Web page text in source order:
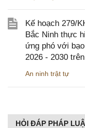
Kế hoạch 279/
Bắc Ninh thực
ứng phó với
2026 - 2030
An ninh trật tự
HỎI ĐÁP PHÁP